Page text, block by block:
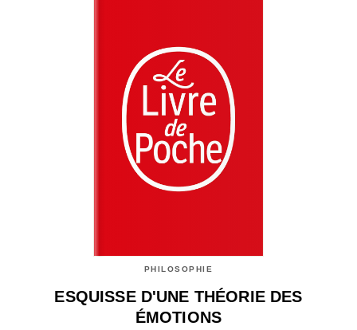
PHILOSOPHIE
ESQUISSE D'UNE THÉORIE DES
ÉMOTIONS